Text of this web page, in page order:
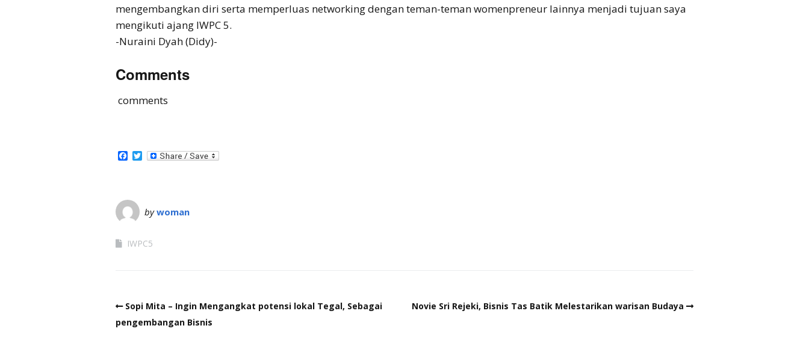
mengembangkan diri serta memperluas networking dengan teman-teman womenpreneur lainnya menjadi tujuan saya
mengikuti ajang IWPC 5.
-Nuraini Dyah (Didy)-
Comments
comments
Facebook
Twitter
bywoman
IWPC5
Sopi Mita – Ingin Mengangkat potensi lokal Tegal, Sebagai
pengembangan Bisnis
Novie Sri Rejeki, Bisnis Tas Batik Melestarikan warisan Budaya